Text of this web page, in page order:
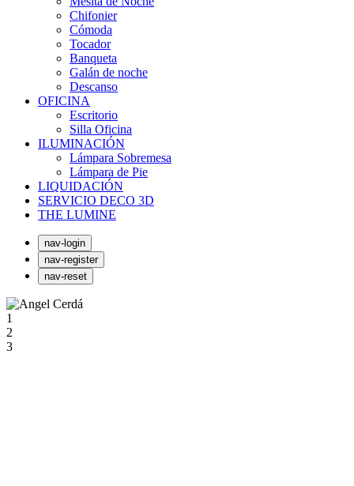
Chifonier
Cómoda
Tocador
Banqueta
Galán de noche
Descanso
OFICINA
Escritorio
Silla Oficina
ILUMINACIÓN
Lámpara Sobremesa
Lámpara de Pie
LIQUIDACIÓN
SERVICIO DECO 3D
THE LUMINE
nav-login
nav-register
nav-reset
1
2
3